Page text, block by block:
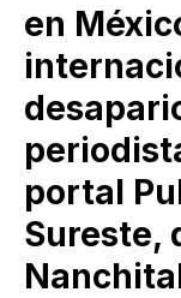
en
portal
Sureste,